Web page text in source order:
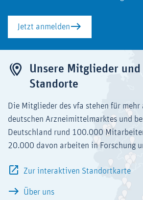
Jetzt anmelden
Unsere Mitglieder
Standorte
Die Mitglieder des vfa stehen für
deutschen Arzneimittelmarktes und
Deutschland rund 100.000
20.000 davon arbeiten in Forschung
Zur interaktiven Standortkarte
Über uns